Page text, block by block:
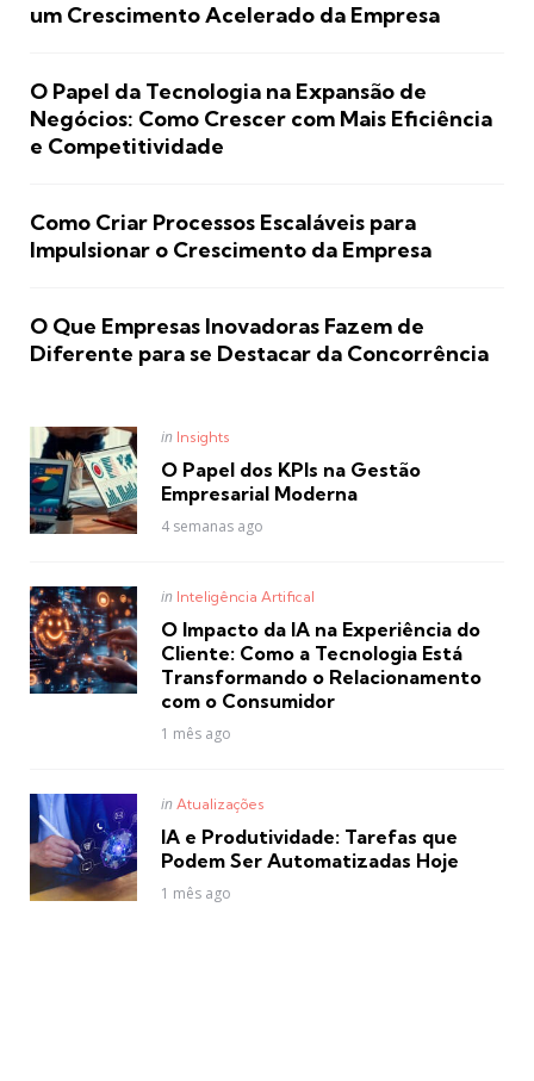
um Crescimento Acelerado da Empresa
O Papel da Tecnologia na Expansão de
Negócios: Como Crescer com Mais Eficiência
e Competitividade
Como Criar Processos Escaláveis para
Impulsionar o Crescimento da Empresa
O Que Empresas Inovadoras Fazem de
Diferente para se Destacar da Concorrência
Posted
in Insights
O Papel dos KPIs na Gestão
Empresarial Moderna
4 semanas ago
Posted
in Inteligência Artifical
O Impacto da IA na Experiência do
Cliente: Como a Tecnologia Está
Transformando o Relacionamento
com o Consumidor
1 mês ago
Posted
in Atualizações
IA e Produtividade: Tarefas que
Podem Ser Automatizadas Hoje
1 mês ago